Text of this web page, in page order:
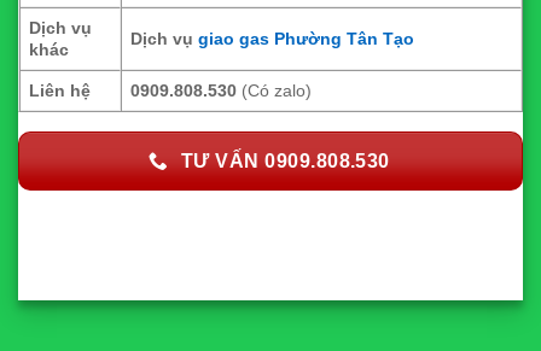
Dịch vụ
khác
Dịch vụgiao gas Phường Tân Tạo
Liên hệ 0909.808.530 (Có zalo)
TƯ VẤN 0909.808.530